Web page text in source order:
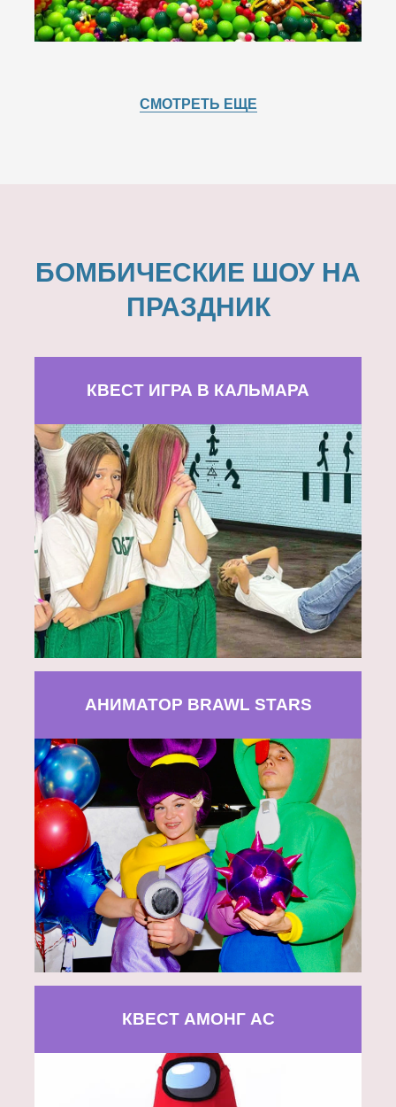
СМОТРЕТЬ ЕЩЕ
БОМБИЧЕСКИЕ ШОУ НА
ПРАЗДНИК
КВЕСТ ИГРА В КАЛЬМАРА
АНИМАТОР BRAWL STARS
КВЕСТ АМОНГ АС